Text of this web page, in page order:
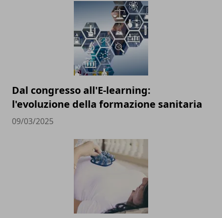
Dal congresso all'E-learning:
l'evoluzione della formazione sanitaria
09/03/2025